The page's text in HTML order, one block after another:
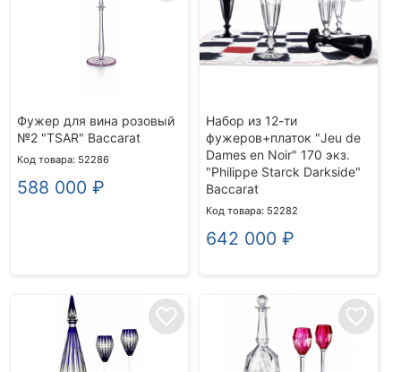
Фужер для вина розовый
№2 "TSAR" Baccarat
Код товара: 52286
588 000 ₽
Набор из 12-ти
фужеров+платок "Jeu de
Dames en Noir" 170 экз.
"Philippe Starck Darkside"
Baccarat
Код товара: 52282
642 000 ₽
favorite_border favorite_border